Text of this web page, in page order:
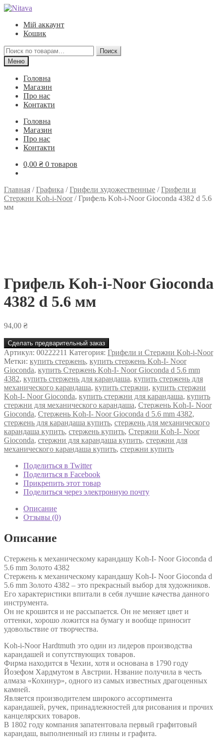
Перейти
навигации
Перейти
содержимому
Мій аккаунт
Кошик
Искать:
Поиск
Меню
Головна
Магазин
Про нас
Контакти
Головна
Магазин
Про нас
Контакти
0,00 ₴ 0 товаров
Главная /Графика /Грифели художественные /Грифели и
Стержни Koh-i-Noor/Грифель Koh-i-Noor Gioconda 4382 d 5.6
мм
Грифель Koh-i-Noor Gioconda
4382 d 5.6 мм
94,00 ₴
Сделать предварительный заказ
Артикул: 00222211 Категория: Грифели и Стержни Koh-i-Noor
Метки: купить стержень, купить стержень Koh-I- Noor
Gioconda, купить Стержень Koh-I- Noor Gioconda d 5.6 mm
4382, купить стержень для карандаша, купить стержень для
механического карандаша, купить стержни, купить стержни
Koh-I- Noor Gioconda, купить стержни для карандаша, купить
стержни для механического карандаша, Стержень Koh-I- Noor
Gioconda, Стержень Koh-I- Noor Gioconda d 5.6 mm 4382,
стержень для карандаша купить, стержень для механического
карандаша купить, стержень купить, Стержни Koh-I- Noor
Gioconda, стержни для карандаша купить, стержни для
механического карандаша купить, стержни купить
Поделиться в Twitter
Поделиться в Facebook
Прикрепить этот товар
Поделиться через электронную почту
Описание
Отзывы (0)
Описание
Стержень к механическому карандашу Koh-I- Noor Gioconda d
5.6 mm Золото 4382
Стержень к механическому карандашу Koh-I- Noor Gioconda d
5.6 mm Золото 4382 – это прекрасный выбор для художников.
Его характеристики впитали в себя лучшие качества данного
инструмента.
Он не крошится и не рассыпается. Он не меняет цвет и
оттенки, хорошо ложится на бумагу и вообще приносит
удовольствие от творчества.
Koh-i-Noor Hardtmuth это один из лидеров производства
карандашей и сопутствующих товаров.
Фирма находится в Чехии, хотя и основана в 1790 году
Йозефом Хардмутом в Австрии. Нзвание получила в честь
алмаза «Кохинур», одного из самых известных драгоценных
камней.
Является производителем широкого ассортимента
карандашей, ручек, принадлежностей для рисования и прочих
канцелярских товаров.
В 1802 году компания запатентовала первый графитовый
карандаш, выполненный из глины и графита.